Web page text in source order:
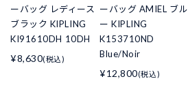
ーバッグ レディース
ブラック KIPLING
KI91610DH 10DH
¥8,630(税込)
ーバッグ AMIEL ブル
ー KIPLING
K153710ND
Blue/Noir
¥12,800(税込)